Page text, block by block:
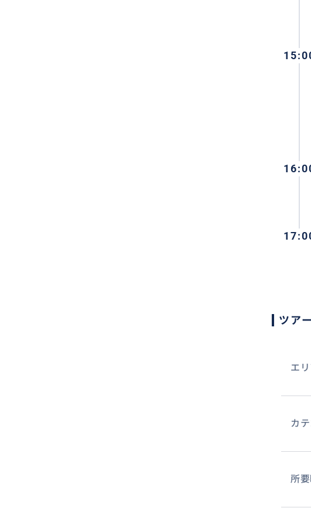
その
ど、
ツア
エ
カ
所